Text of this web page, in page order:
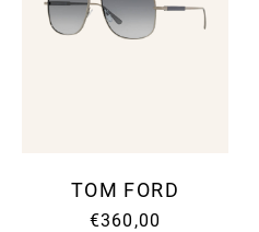
TOM FORD
€360,00